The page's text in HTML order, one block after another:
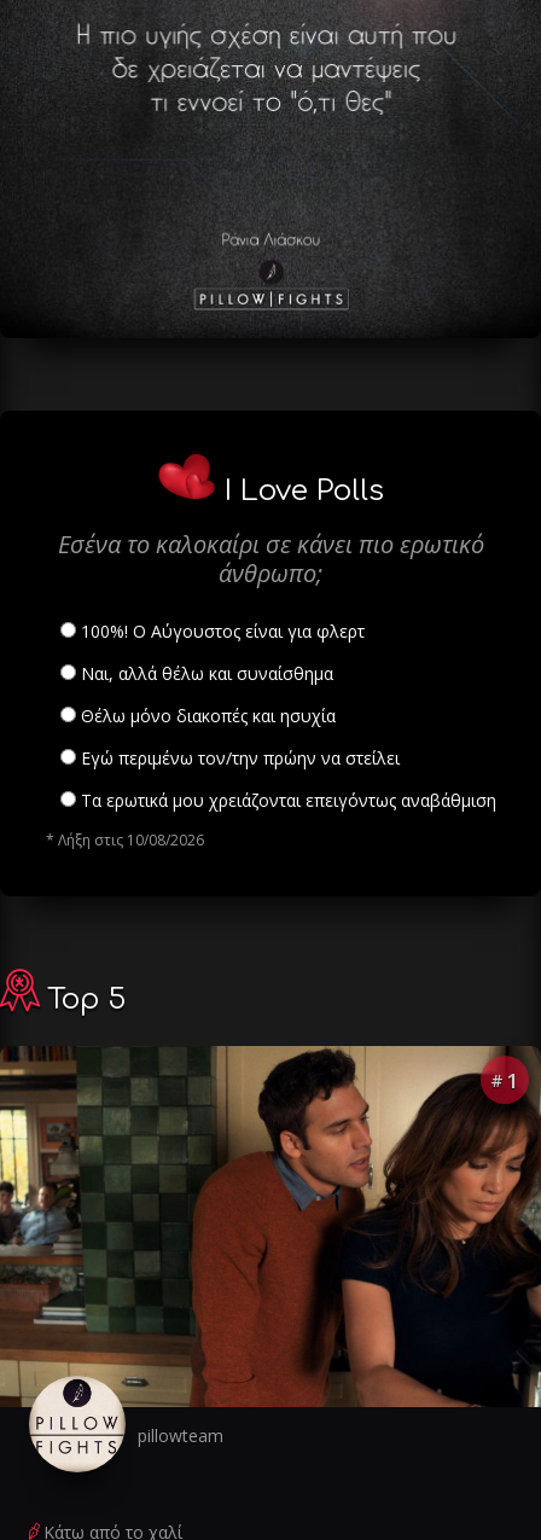
I Love Polls
Εσένα το καλοκαίρι σε κάνει πιο ερωτικό
άνθρωπο;
100%! Ο Αύγουστος είναι για φλερτ
Ναι, αλλά θέλω και συναίσθημα
Θέλω μόνο διακοπές και ησυχία
Εγώ περιμένω τον/την πρώην να στείλει
Τα ερωτικά μου χρειάζονται επειγόντως αναβάθμιση
* Λήξη στις 10/08/2026
Top 5
# 1
pillowteam
Κάτω από το χαλί